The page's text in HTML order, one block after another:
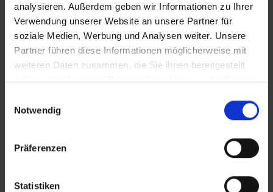
analysieren. Außerdem geben wir Informationen zu Ihrer
Verwendung unserer Website an unsere Partner für
soziale Medien, Werbung und Analysen weiter. Unsere
Partner führen diese Informationen möglicherweise mit
weiteren Daten zusammen, die Sie ihnen bereitgestellt
haben oder die sie im Rahmen Ihrer Nutzung der Dienste
Notwendig
Präferenzen
Statistiken
KONTAKT
WeserBergland Immobilien
Portastraße 36
32457 Porta Westfalica
Tel.:0571 - 597 265 17
Web: www.wb-immobilien.de